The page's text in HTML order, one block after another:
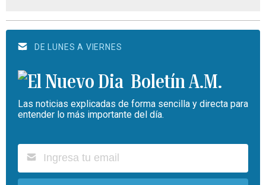
DE LUNES A VIERNES
Boletín A.M.
Las noticias explicadas de forma sencilla y directa para
entender lo más importante del día.